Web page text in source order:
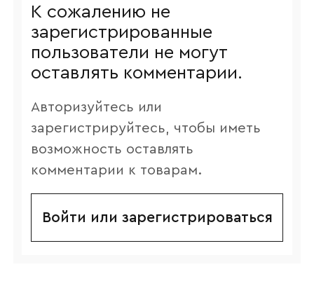
К сожалению не
зарегистрированные
пользователи не могут
оставлять комментарии.
Авторизуйтесь или
зарегистрируйтесь, чтобы иметь
возможность оставлять
комментарии к товарам.
Войти или зарегистрироваться